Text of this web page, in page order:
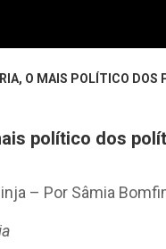
O MAIS POLÍTICO DOS
político dos
– Por Sâmia